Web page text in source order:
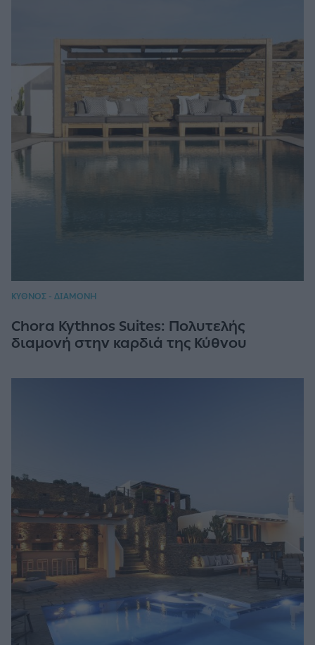
ΚΥΘΝΟΣ - ΔΙΑΜΟΝΗ
Chora Kythnos Suites: Πολυτελής
διαμονή στην καρδιά της Κύθνου